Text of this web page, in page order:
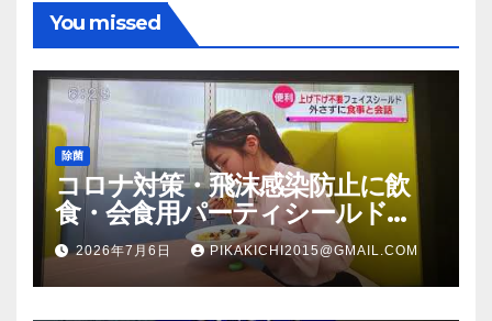
You missed
除菌
コロナ対策・飛沫感染防止に飲
食・会食用パーティシールド
（マスク会食代替品）ＦＢＣ福井
放送のＴＶ番組での紹介映像
2026年7月6日 PIKAKICHI2015@GMAIL.COM